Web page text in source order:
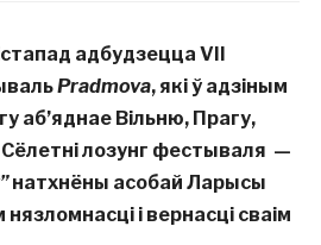
адбудзецца VII
Pradmova, які ў адзіным
аб’яднае Вільню, Прагу,
лозунг фестываля —
натхнёны асобай Ларысы
і вернасці сваім